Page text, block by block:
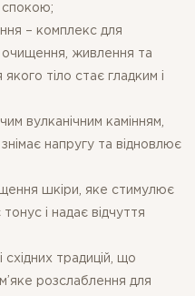
спокою;
– комплекс для
очищення, живлення та
тіло стає гладким і
вулканічним камінням,
напругу та відновлює
шкіри, яке стимулює
і надає відчуття
східних традицій, що
розслаблення для